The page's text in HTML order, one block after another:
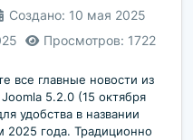
Создано: 10 мая 2025
Просмотров: 1722
все главные новости из
5.2.0 (15 октября
удобства в названии
2025 года. Традиционно